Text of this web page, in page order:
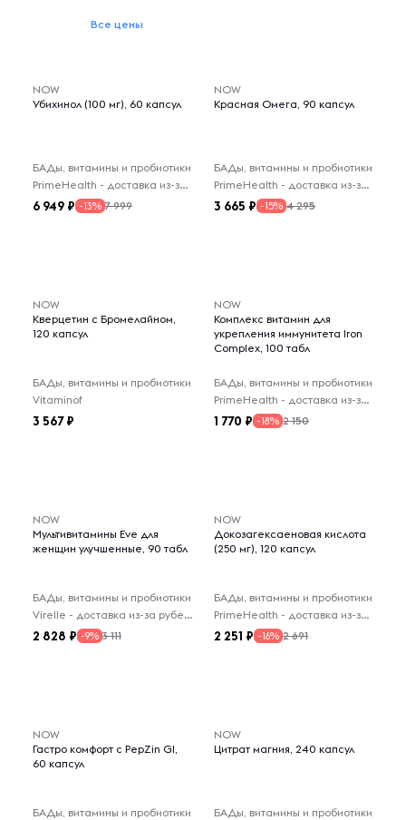
Все цены
NOW
Убихинол (100 мг), 60 капсул
БАДы, витамины и пробиотики
PrimeHealth - доставка из-за рубежа
6 949 -13% 7 999
NOW
Красная Омега, 90 капсул
БАДы, витамины и пробиотики
PrimeHealth - доставка из-за рубежа
3 665 -15% 4 295
NOW
Кверцетин с Бромелайном,
120 капсул
БАДы, витамины и пробиотики
Vitaminof
3 567
NOW
Комплекс витамин для
укрепления иммунитета Iron
Complex, 100 табл
БАДы, витамины и пробиотики
PrimeHealth - доставка из-за рубежа
1 770 -18% 2 150
NOW
Мультивитамины Eve для
женщин улучшенные, 90 табл
БАДы, витамины и пробиотики
Virelle - доставка из-за рубежа
2 828 -9% 3 111
NOW
Докозагексаеновая кислота
(250 мг), 120 капсул
БАДы, витамины и пробиотики
PrimeHealth - доставка из-за рубежа
2 251 -16% 2 691
NOW
Гастро комфорт с PepZin GI,
60 капсул
БАДы, витамины и пробиотики
NOW
Цитрат магния, 240 капсул
БАДы, витамины и пробиотики